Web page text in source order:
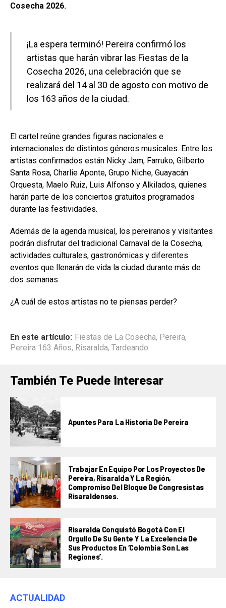
Cosecha 2026.
¡La espera terminó! Pereira confirmó los
artistas que harán vibrar las Fiestas de la
Cosecha 2026, una celebración que se
realizará del 14 al 30 de agosto con motivo de
los 163 años de la ciudad.
El cartel reúne grandes figuras nacionales e
internacionales de distintos géneros musicales. Entre los
artistas confirmados están Nicky Jam, Farruko, Gilberto
Santa Rosa, Charlie Aponte, Grupo Niche, Guayacán
Orquesta, Maelo Ruiz, Luis Alfonso y Alkilados, quienes
harán parte de los conciertos gratuitos programados
durante las festividades.
Además de la agenda musical, los pereiranos y visitantes
podrán disfrutar del tradicional Carnaval de la Cosecha,
actividades culturales, gastronómicas y diferentes
eventos que llenarán de vida la ciudad durante más de
dos semanas.
¿A cuál de estos artistas no te piensas perder?
En este artículo: Fiestas de La Cosecha, Pereira,
Pereira 163 Años, Risaralda, Tardeando
También Te Puede Interesar
Apuntes Para La Historia De Pereira
Trabajar En Equipo Por Los Proyectos De
Pereira, Risaralda Y La Región,
Compromiso Del Bloque De Congresistas
Risaraldenses.
Risaralda Conquistó Bogotá Con El
Orgullo De Su Gente Y La Excelencia De
Sus Productos En ‘Colombia Son Las
Regiones’.
ACTUALIDAD